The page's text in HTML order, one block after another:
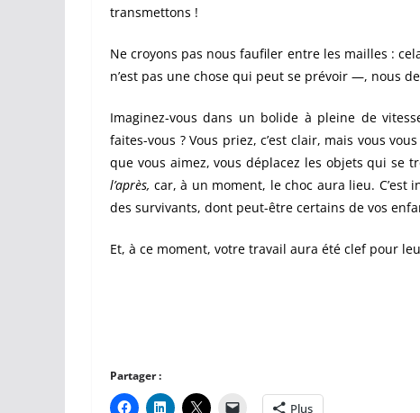
transmettons !
Ne croyons pas nous faufiler entre les mailles :
n’est pas une chose qui peut se prévoir —, nous
Imaginez-vous dans un bolide à pleine de
faites-vous ? Vous priez, c’est clair, mais vous
que vous aimez, vous déplacez les objets qui se
l’après, car, à un moment, le choc aura lieu. C’est
des survivants, dont peut-être certains de vos
Et, à ce moment, votre travail aura été clef pour
Partager :
Plus